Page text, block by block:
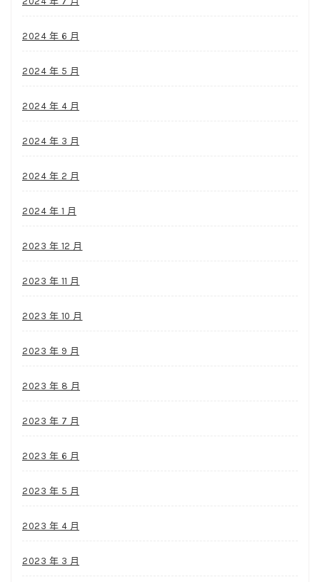
2024 年 6 月
2024 年 5 月
2024 年 4 月
2024 年 3 月
2024 年 2 月
2024 年 1 月
2023 年 12 月
2023 年 11 月
2023 年 10 月
2023 年 9 月
2023 年 8 月
2023 年 7 月
2023 年 6 月
2023 年 5 月
2023 年 4 月
2023 年 3 月